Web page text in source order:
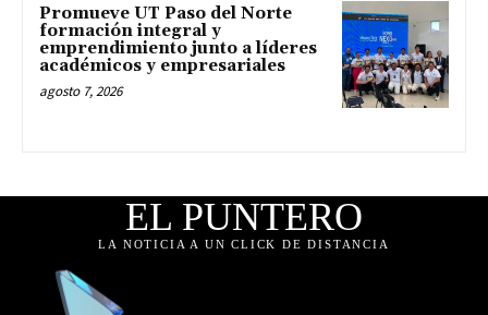
Promueve UT Paso del Norte
formación integral y
emprendimiento junto a líderes
académicos y empresariales
agosto 7, 2026
EL PUNTERO
LA NOTICIA A UN CLICK DE DISTANCIA